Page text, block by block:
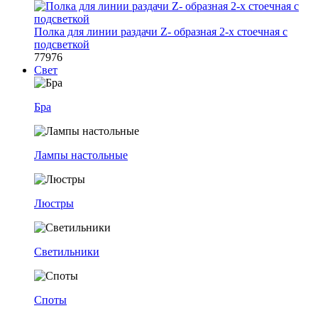
Полка для линии раздачи Z- образная 2-х стоечная с
подсветкой
77976
Свет
Бра
Лампы настольные
Люстры
Светильники
Споты